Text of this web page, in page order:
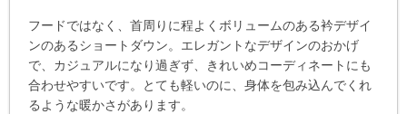
フードではなく、首周りに程よくボリュームのある衿デザイ
ンのあるショートダウン。エレガントなデザインのおかげ
で、カジュアルになり過ぎず、きれいめコーディネートにも
合わせやすいです。とても軽いのに、身体を包み込んでくれ
るような暖かさがあります。